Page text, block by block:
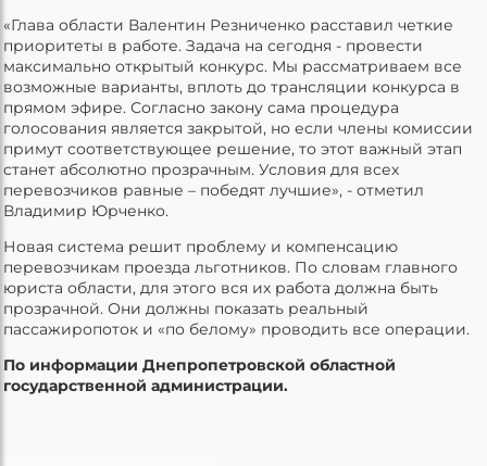
«Глава области Валентин Резниченко расставил четкие
приоритеты в работе. Задача на сегодня - провести
максимально открытый конкурс. Мы рассматриваем все
возможные варианты, вплоть до трансляции конкурса в
прямом эфире. Согласно закону сама процедура
голосования является закрытой, но если члены комиссии
примут соответствующее решение, то этот важный этап
станет абсолютно прозрачным. Условия для всех
перевозчиков равные – победят лучшие», - отметил
Владимир Юрченко.
Новая система решит проблему и компенсацию
перевозчикам проезда льготников. По словам главного
юриста области, для этого вся их работа должна быть
прозрачной. Они должны показать реальный
пассажиропоток и «по белому» проводить все операции.
По информации Днепропетровской областной
государственной администрации.